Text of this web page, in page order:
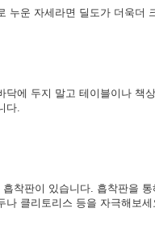
누운 자세라면 딜도가 더욱더
닥에 두지 말고 테이블이나 책
다.
착판이 있습니다. 흡착판을
나 클리토리스 등을 자극해보세